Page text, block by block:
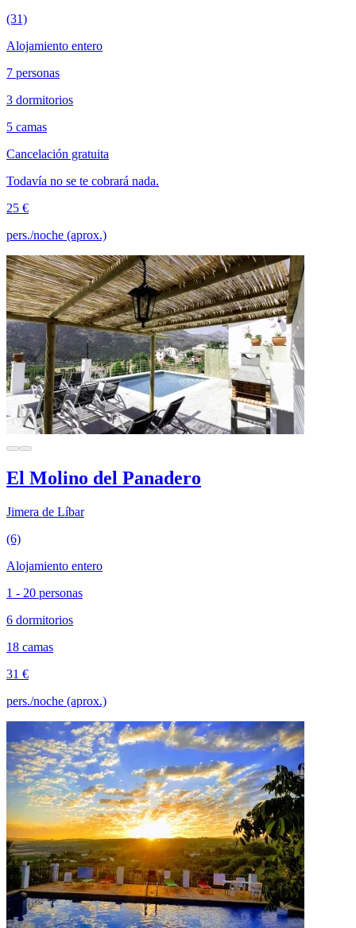
(31)
Alojamiento entero
7 personas
3 dormitorios
5 camas
Cancelación gratuita
Todavía no se te cobrará nada.
25 €
pers./noche (aprox.)
El Molino del Panadero
Jimera de Líbar
(6)
Alojamiento entero
1 - 20 personas
6 dormitorios
18 camas
31 €
pers./noche (aprox.)